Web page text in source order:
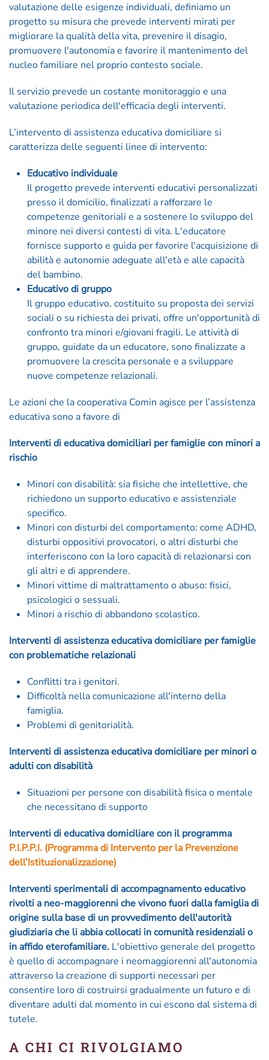
valutazione delle esigenze individuali, definiamo un
progetto su misura che prevede interventi mirati per
migliorare la qualità della vita, prevenire il disagio,
promuovere l'autonomia e favorire il mantenimento del
nucleo familiare nel proprio contesto sociale.
Il servizio prevede un costante monitoraggio e una
valutazione periodica dell'efficacia degli interventi.
L’intervento di assistenza educativa domiciliare si
caratterizza delle seguenti linee di intervento:
Educativo individuale
Il progetto prevede interventi educativi personalizzati
presso il domicilio, finalizzati a rafforzare le
competenze genitoriali e a sostenere lo sviluppo del
minore nei diversi contesti di vita. L'educatore
fornisce supporto e guida per favorire l'acquisizione di
abilità e autonomie adeguate all'età e alle capacità
del bambino.
Educativo di gruppo
Il gruppo educativo, costituito su proposta dei servizi
sociali o su richiesta dei privati, offre un'opportunità di
confronto tra minori e/giovani fragili. Le attività di
gruppo, guidate da un educatore, sono finalizzate a
promuovere la crescita personale e a sviluppare
nuove competenze relazionali.
Le azioni che la cooperativa Comin agisce per l’assistenza
educativa sono a favore di
Interventi di educativa domiciliari per famiglie con minori a
rischio
Minori con disabilità: sia fisiche che intellettive, che
richiedono un supporto educativo e assistenziale
specifico.
Minori con disturbi del comportamento: come ADHD,
disturbi oppositivi provocatori, o altri disturbi che
interferiscono con la loro capacità di relazionarsi con
gli altri e di apprendere.
Minori vittime di maltrattamento o abuso: fisici,
psicologici o sessuali.
Minori a rischio di abbandono scolastico.
Interventi di assistenza educativa domiciliare per famiglie
con problematiche relazionali
Conflitti tra i genitori.
Difficoltà nella comunicazione all'interno della
famiglia.
Problemi di genitorialità.
Interventi di assistenza educativa domiciliare per minori o
adulti con disabilità
Situazioni per persone con disabilità fisica o mentale
che necessitano di supporto
Interventi di educativa domiciliare con il programma
P.I.P.P.I. (Programma di Intervento per la Prevenzione
dell’Istituzionalizzazione)
Interventi sperimentali di accompagnamento educativo
rivolti a neo-maggiorenni che vivono fuori dalla famiglia di
origine sulla base di un provvedimento dell'autorità
giudiziaria che li abbia collocati in comunità residenziali o
in affido eterofamiliare. L'obiettivo generale del progetto
è quello di accompagnare i neomaggiorenni all'autonomia
attraverso la creazione di supporti necessari per
consentire loro di costruirsi gradualmente un futuro e di
diventare adulti dal momento in cui escono dal sistema di
tutele.
A CHI CI RIVOLGIAMO